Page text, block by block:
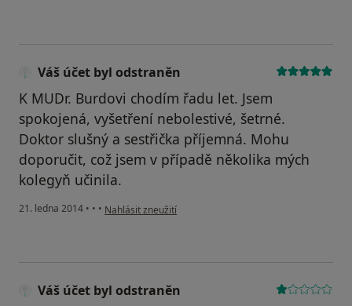
Váš účet byl odstraněn
K MUDr. Burdovi chodím řadu let. Jsem
spokojená, vyšetření nebolestivé, šetrné.
Doktor slušný a sestřička příjemná. Mohu
doporučit, což jsem v případě několika mých
kolegyň učinila.
21. ledna 2014 • • • podle názoru uživatele Váš účet byl odstraněn
Nahlásit zneužití
Váš účet byl odstraněn